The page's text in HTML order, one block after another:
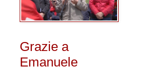
Grazie a
Emanuele